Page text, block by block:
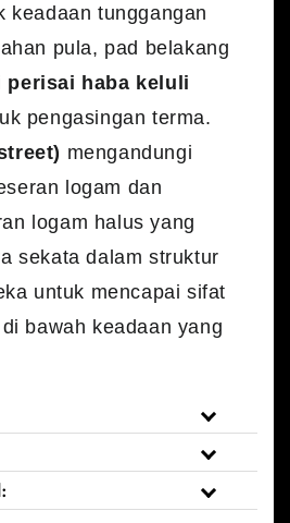
keadaan tunggangan
pula, pad belakang
perisai haba keluli
pengasingan terma.
mengandungi
logam dan
logam halus yang
sekata dalam struktur
untuk mencapai sifat
bawah keadaan yang